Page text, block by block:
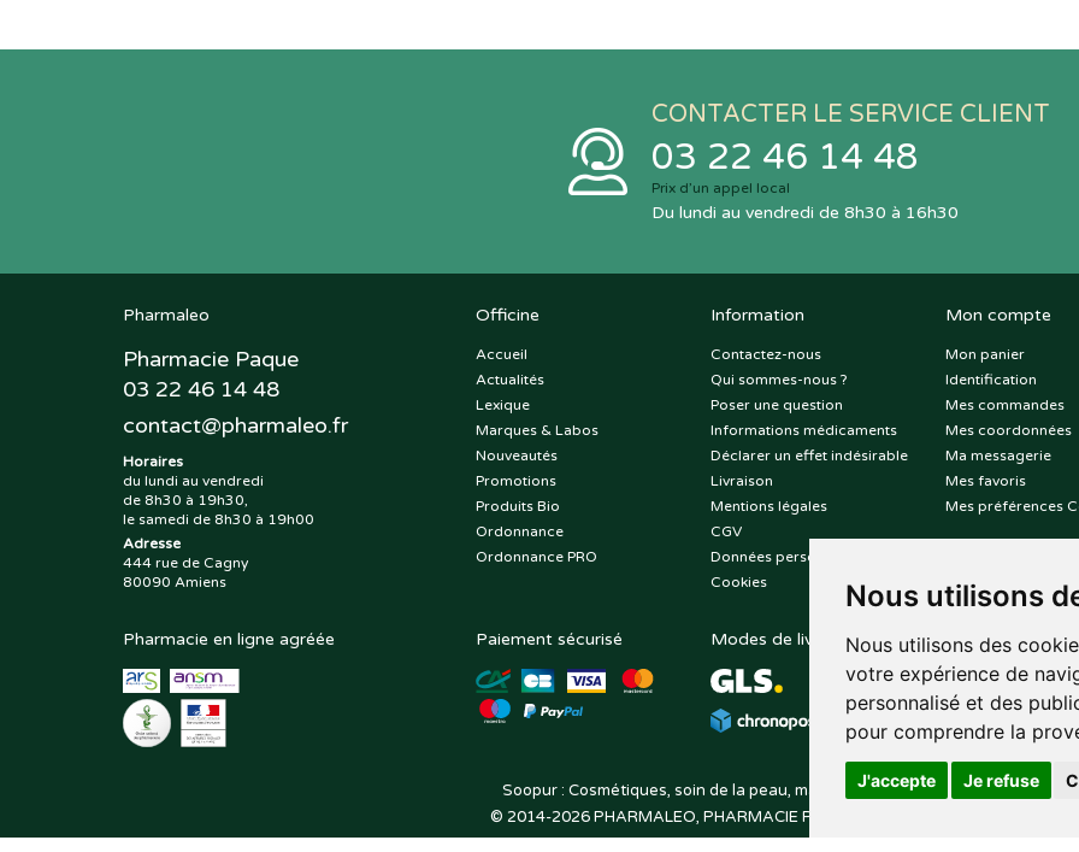
Nous utilisons
Nous utilisons des
votre expérience de
personnalisé et des
pour comprendre la
J'accepte Je refuse
CONTACTER LE SERVICE CLIENT
03 22 46 14 48
Prix d’un appel local
Du lundi au vendredi de 8h30 à 16h30
Pharmaleo
Pharmacie Paque
03 22 46 14 48
contact@pharmaleo.fr
Horaires
du lundi au vendredi
de 8h30 à 19h30,
le samedi de 8h30 à 19h00
Adresse
444 rue de Cagny
80090 Amiens
Officine
Accueil
Actualités
Lexique
Marques & Labos
Nouveautés
Promotions
Produits Bio
Ordonnance
Ordonnance PRO
Information
Contactez-nous
Qui sommes-nous ?
Poser une question
Informations médicaments
Déclarer un effet indésirable
Livraison
Mentions légales
CGV
Données personnelles
Cookies
Mon compte
Mon panier
Identification
Mes commandes
Mes coordonnées
Ma messagerie
Mes favoris
Mes préférences
Pharmacie en ligne agréée Paiement sécurisé Modes de livraison Suivez-nous sur
Soopur : Cosmétiques, soin de la peau, maquillage, toutes vos marques de
© 2014-2026PHARMALEO, PHARMACIE PAQUE